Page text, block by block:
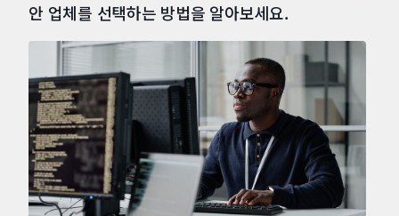
안 업체를 선택하는 방법을 알아보세요.